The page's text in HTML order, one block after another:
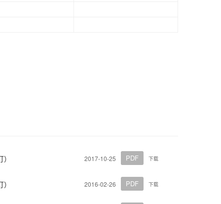
下载
PDF
2017-10-25
下载
PDF
2016-02-26